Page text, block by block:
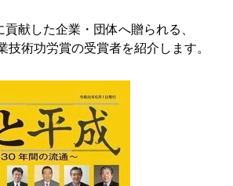
献した企業・団体へ贈られる、
技術功労賞の受賞者を紹介します。